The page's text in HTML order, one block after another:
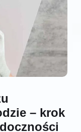
– krok